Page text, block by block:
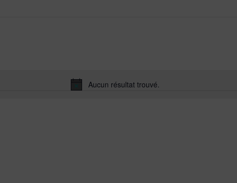
Notice
Aucun résultat trouvé.